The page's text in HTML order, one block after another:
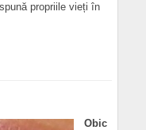
propriile vieți în
Obic